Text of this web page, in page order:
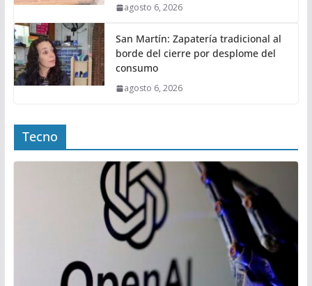
agosto 6, 2026
San Martín: Zapatería tradicional al
borde del cierre por desplome del
consumo
agosto 6, 2026
Tecno